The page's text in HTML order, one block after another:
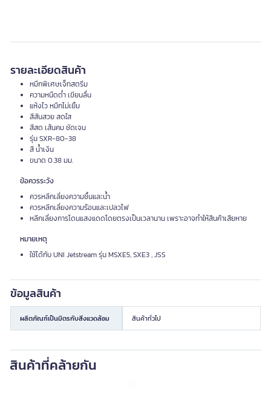
รายละเอียดสินค้า
หมึกพิเศษเจ็ทสตรีม
ความหนืดต่ำ เขียนลื่น
แห้งไว หมึกไม่เยิ้ม
สีสันสวย สดใส
สีสด เส้นคม ชัดเจน
รุ่น SXR-80-38
สี น้ำเงิน
ขนาด 0.38 มม.
ข้อควรระวัง
ควรหลีกเลี่ยงความชื้นและน้ำ
ควรหลีกเลี่ยงความร้อนและเปลวไฟ
หลีกเลี่ยงการโดนแสงแดดโดยตรงเป็นเวลานาน เพราะอาจทำให้สินค้าเสียหาย
หมายเหตุ
ใช้ได้กับ UNI Jetstream รุ่น MSXE5, SXE3 , JSS
ข้อมูลสินค้า
ผลิตภัณฑ์เป็นมิตรกับสิ่งแวดล้อม สินค้าทั่วไป
สินค้าที่คล้ายกัน